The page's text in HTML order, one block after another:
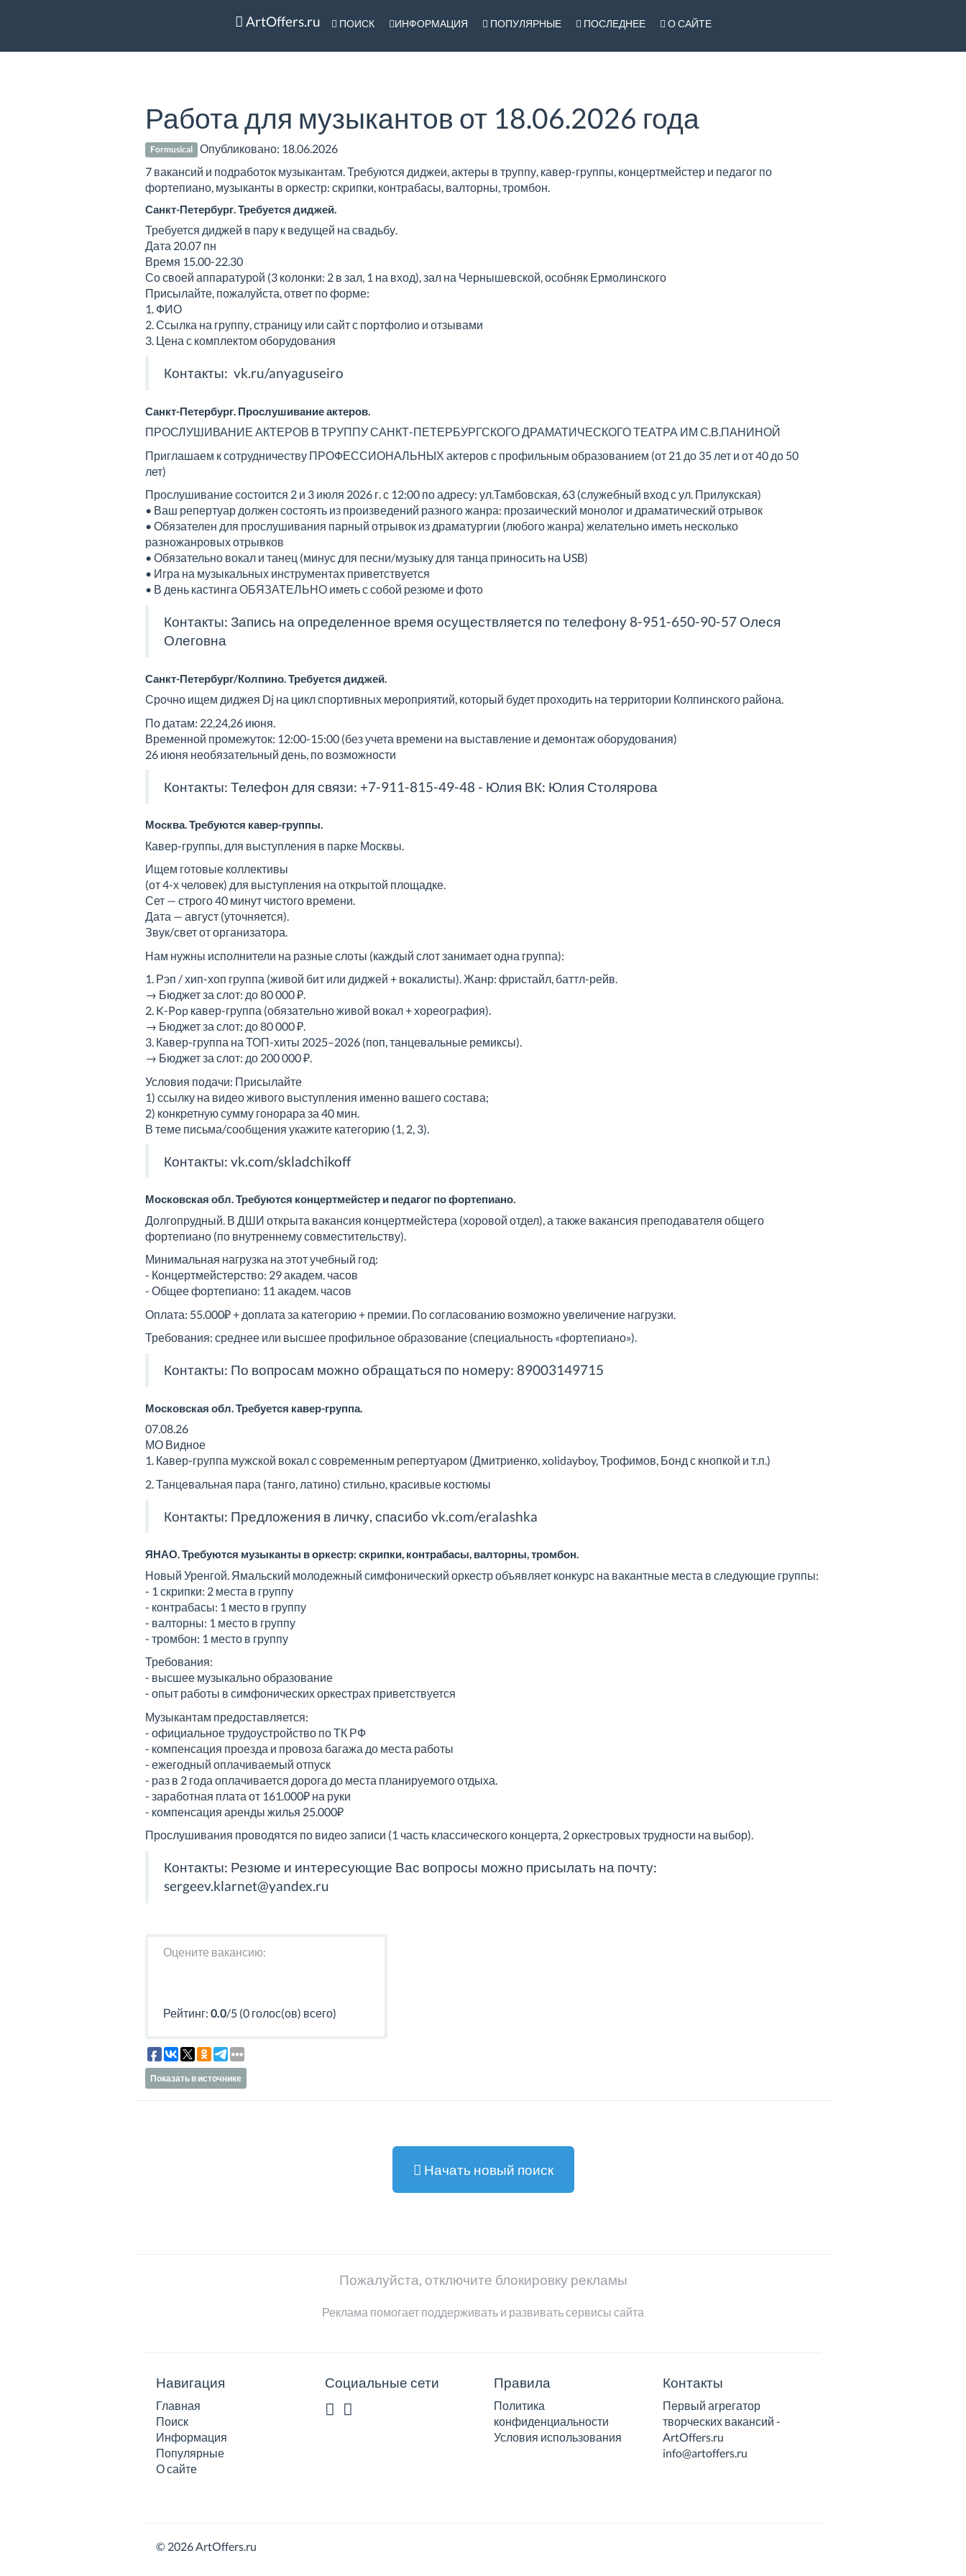
ArtOffers.ru ПОИСК ИНФОРМАЦИЯ ПОПУЛЯРНЫЕ ПОСЛЕДНЕЕ О САЙТЕ
Работа для музыкантов от 18.06.2026 года
Formusical Опубликовано: 18.06.2026
7 вакансий и подработок музыкантам. Требуются диджеи, актеры в труппу, кавер-группы, концертмейстер и педагог по
фортепиано, музыканты в оркестр: скрипки, контрабасы, валторны, тромбон.
Санкт-Петербург. Требуется диджей.
Требуется диджей в пару к ведущей на свадьбу.
Дата 20.07 пн
Время 15.00-22.30
Со своей аппаратурой (3 колонки: 2 в зал, 1 на вход), зал на Чернышевской, особняк Ермолинского
Присылайте, пожалуйста, ответ по форме:
1. ФИО
2. Ссылка на группу, страницу или сайт с портфолио и отзывами
3. Цена с комплектом оборудования
Контакты: vk.ru/anyaguseiro
Санкт-Петербург. Прослушивание актеров.
ПРОСЛУШИВАНИЕ АКТЕРОВ В ТРУППУ САНКТ-ПЕТЕРБУРГСКОГО ДРАМАТИЧЕСКОГО ТЕАТРА ИМ С.В.ПАНИНОЙ
Приглашаем к сотрудничеству ПРОФЕССИОНАЛЬНЫХ актеров с профильным образованием (от 21 до 35 лет и от 40 до 50
лет)
Прослушивание состоится 2 и 3 июля 2026 г. с 12:00 по адресу: ул.Тамбовская, 63 (служебный вход с ул. Прилукская)
• Ваш репертуар должен состоять из произведений разного жанра: прозаический монолог и драматический отрывок
• Обязателен для прослушивания парный отрывок из драматургии (любого жанра) желательно иметь несколько
разножанровых отрывков
• Обязательно вокал и танец (минус для песни/музыку для танца приносить на USB)
• Игра на музыкальных инструментах приветствуется
• В день кастинга ОБЯЗАТЕЛЬНО иметь с собой резюме и фото
Контакты: Запись на определенное время осуществляется по телефону 8-951-650-90-57 Олеся
Олеговна
Санкт-Петербург/Колпино. Требуется диджей.
Срочно ищем диджея Dj на цикл спортивных мероприятий, который будет проходить на территории Колпинского района.
По датам: 22,24,26 июня.
Временной промежуток: 12:00-15:00 (без учета времени на выставление и демонтаж оборудования)
26 июня необязательный день, по возможности
Контакты: Телефон для связи: +7-911-815-49-48 - Юлия ВК: Юлия Столярова
Москва. Требуются кавер-группы.
Кавер-группы, для выступления в парке Москвы.
Ищем готовые коллективы
(от 4-х человек) для выступления на открытой площадке.
Сет — строго 40 минут чистого времени.
Дата — август (уточняется).
Звук/свет от организатора.
Нам нужны исполнители на разные слоты (каждый слот занимает одна группа):
1. Рэп / хип-хоп группа (живой бит или диджей + вокалисты). Жанр: фристайл, баттл-рейв.
→ Бюджет за слот: до 80 000 ₽.
2. K-Pop кавер-группа (обязательно живой вокал + хореография).
→ Бюджет за слот: до 80 000 ₽.
3. Кавер-группа на ТОП-хиты 2025–2026 (поп, танцевальные ремиксы).
→ Бюджет за слот: до 200 000 ₽.
Условия подачи: Присылайте
1) ссылку на видео живого выступления именно вашего состава;
2) конкретную сумму гонорара за 40 мин.
В теме письма/сообщения укажите категорию (1, 2, 3).
Контакты: vk.com/skladchikoff
Московская обл. Требуются концертмейстер и педагог по фортепиано.
Долгопрудный. В ДШИ открыта вакансия концертмейстера (хоровой отдел), а также вакансия преподавателя общего
фортепиано (по внутреннему совместительству).
Минимальная нагрузка на этот учебный год:
- Концертмейстерство: 29 академ. часов
- Общее фортепиано: 11 академ. часов
Оплата: 55.000₽ + доплата за категорию + премии. По согласованию возможно увеличение нагрузки.
Требования: среднее или высшее профильное образование (специальность «фортепиано»).
Контакты: По вопросам можно обращаться по номеру: 89003149715
Московская обл. Требуется кавер-группа.
07.08.26
МО Видное
1. Кавер-группа мужской вокал с современным репертуаром (Дмитриенко, xolidayboy, Трофимов, Бонд с кнопкой и т.п.)
2. Танцевальная пара (танго, латино) стильно, красивые костюмы
Контакты: Предложения в личку, спасибо vk.com/eralashka
ЯНАО. Требуются музыканты в оркестр: скрипки, контрабасы, валторны, тромбон.
Новый Уренгой. Ямальский молодежный симфонический оркестр объявляет конкурс на вакантные места в следующие группы:
- 1 скрипки: 2 места в группу
- контрабасы: 1 место в группу
- валторны: 1 место в группу
- тромбон: 1 место в группу
Требования:
- высшее музыкально образование
- опыт работы в симфонических оркестрах приветствуется
Музыкантам предоставляется:
- официальное трудоустройство по ТК РФ
- компенсация проезда и провоза багажа до места работы
- ежегодный оплачиваемый отпуск
- раз в 2 года оплачивается дорога до места планируемого отдыха.
- заработная плата от 161.000₽ на руки
- компенсация аренды жилья 25.000₽
Прослушивания проводятся по видео записи (1 часть классического концерта, 2 оркестровых трудности на выбор).
Контакты: Резюме и интересующие Вас вопросы можно присылать на почту:
sergeev.klarnet@yandex.ru
Оцените вакансию:
Рейтинг: 0.0/5 (0 голос(ов) всего)
Показать в источнике
Начать новый поиск
Пожалуйста, отключите блокировку рекламы
Реклама помогает поддерживать и развивать сервисы сайта
Навигация
Главная
Поиск
Информация
Популярные
О сайте
Социальные сети Правила
Политика
конфиденциальности
Условия использования
Контакты
Первый агрегатор
творческих вакансий -
ArtOffers.ru
info@artoffers.ru
© 2026 ArtOffers.ru